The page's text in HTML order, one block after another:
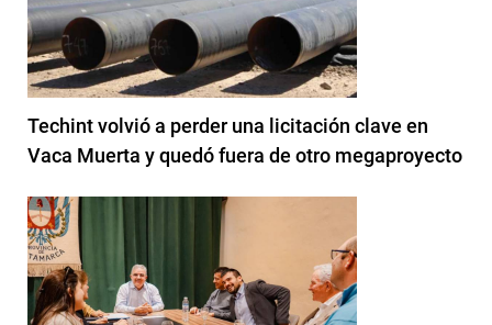
Techint volvió a perder una licitación clave en
Vaca Muerta y quedó fuera de otro megaproyecto